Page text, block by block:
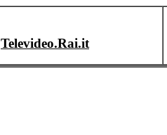
Televideo.Rai.it